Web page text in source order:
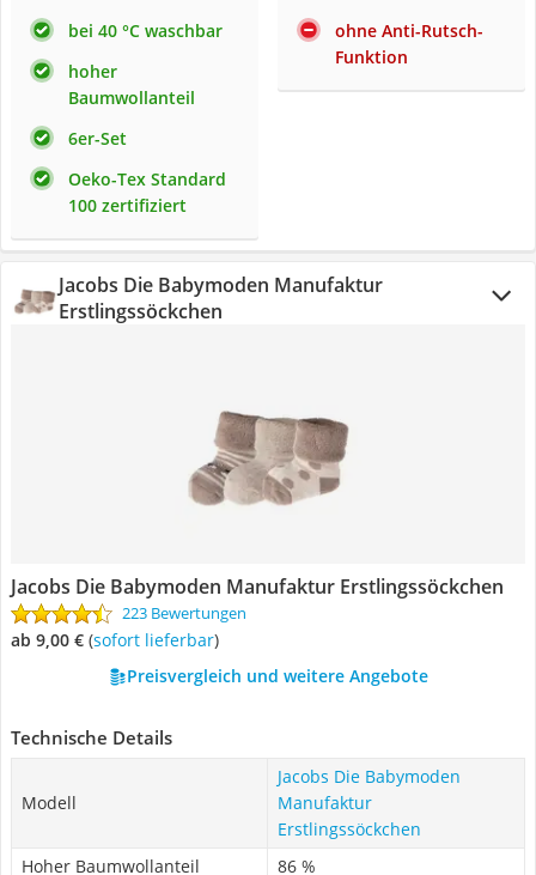
bei 40 °C waschbar
hoher
Baumwollanteil
6er-Set
Oeko-Tex Standard
100 zertifiziert
ohne Anti-Rutsch-
Funktion
Jacobs Die Babymoden Manufaktur
Erstlingssöckchen
Jacobs Die Babymoden Manufaktur Erstlingssöckchen
223 Bewertungen
ab 9,00 € ( Sofort lieferbar)
Preisvergleich und weitere Angebote
Technische Details
Modell
Jacobs Die Babymoden
Manufaktur
Erstlingssöckchen
Hoher Baumwollanteil
86 %